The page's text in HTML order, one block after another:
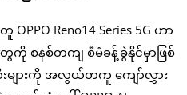
Reno14 Series 5G ဟာ
စနစ်တကျ စီမံခန့်ခွဲနိုင်မှာဖြစ်
ျားကို အလွယ်တကူ ကျော်လွှား